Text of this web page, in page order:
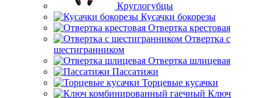
Круглогубцы
Кусачки бокорезы
Отвертка крестовая
Отвертка с
шестигранником
Отвертка шлицевая
Пассатижи
Торцевые кусачки
Ключ